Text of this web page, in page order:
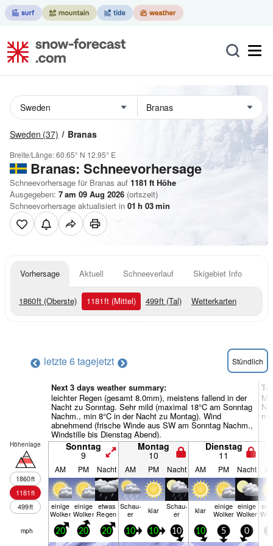
Sweden (37) Branas
Breite/Länge:60.65° N 12.95° E
Branas: Schneevorhersage
Schneevorhersage für Branas auf 1181 ft Höhe
Ausgegeben: 7 am 09 Aug 2026 (ortszeit)
Schneevorhersage aktualisiert in 01 h 03min
Vorhersage Aktuell Schneeverlauf Skigebiet Info
1860ft (Oberste) 1181ft (Mittel) 499ft (Tal) Wetterkarten
letzte 6 tagejetzt Stündlich
Next 3 days weather summary:
leichter Regen (gesamt 8.0mm), meistens fallend in der
Nacht zu Sonntag. Sehr mild (maximal 18°C am Sonntag
Nachm., min 8°C in der Nacht zu Montag). Wind
abnehmend (frische Winde aus SW am Sonntag Nachm.,
Windstille bis Dienstag Abend).
Höhenlage
1860ft
1181ft
499ft
Sonntag
9
Montag
10
Dienstag
11
AM PM Nacht AM PM Nacht AM PM Nacht
einige
Wolken
einige
Wolken
etwas
Regen
Schau­
er klar Schau­
er klar einige
Wolken
einige
Wolken
mph 20 20 20 10 10 10 10 5 0